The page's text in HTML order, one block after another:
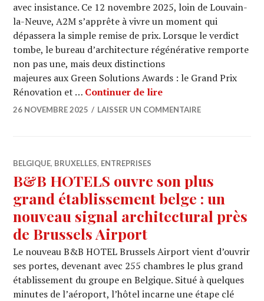
avec insistance. Ce 12 novembre 2025, loin de Louvain-
la-Neuve, A2M s’apprête à vivre un moment qui
dépassera la simple remise de prix. Lorsque le verdict
tombe, le bureau d’architecture régénérative remporte
non pas une, mais deux distinctions
majeures aux Green Solutions Awards : le Grand Prix
Rénovation et … Continuer de lireÀ Belém, la Belgique
26 NOVEMBRE 2025 LAISSER UN COMMENTAIRE
BELGIQUE, BRUXELLES, ENTREPRISES
B&B HOTELS ouvre son plus
grand établissement belge : un
nouveau signal architectural près
de Brussels Airport
Le nouveau B&B HOTEL Brussels Airport vient d’ouvrir
ses portes, devenant avec 255 chambres le plus grand
établissement du groupe en Belgique. Situé à quelques
minutes de l’aéroport, l’hôtel incarne une étape clé